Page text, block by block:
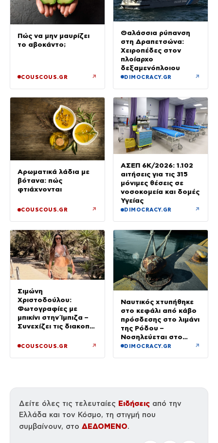
Πώς να μην μαυρίζει
το αβοκάντο;
COUSCOUS.GR ↗
Θαλάσσια ρύπανση
στη Δραπετσώνα:
Χειροπέδες στον
πλοίαρχο
δεξαμενόπλοιου
DIMOCRACY.GR ↗
Αρωματικά λάδια με
βότανα: πώς
φτιάχνονται
COUSCOUS.GR ↗
ΑΣΕΠ 6Κ/2026: 1.102
αιτήσεις για τις 315
μόνιμες θέσεις σε
νοσοκομεία και δομές
Υγείας
DIMOCRACY.GR ↗
Σιμώνη
Χριστοδούλου:
Φωτογραφίες με
μπικίνι στην Ίμπιζα –
Συνεχίζει τις διακοπές
της, Αντρέα Γεωργίου
COUSCOUS.GR ↗
Ναυτικός χτυπήθηκε
στο κεφάλι από κάβο
πρόσδεσης στο λιμάνι
της Ρόδου –
Νοσηλεύεται στο
νοσοκομείο
DIMOCRACY.GR ↗
Δείτε όλες τις τελευταίες Ειδήσεις από την
Ελλάδα και τον Κόσμο, τη στιγμή που
συμβαίνουν, στο ΔΕΔΟΜΕΝΟ.